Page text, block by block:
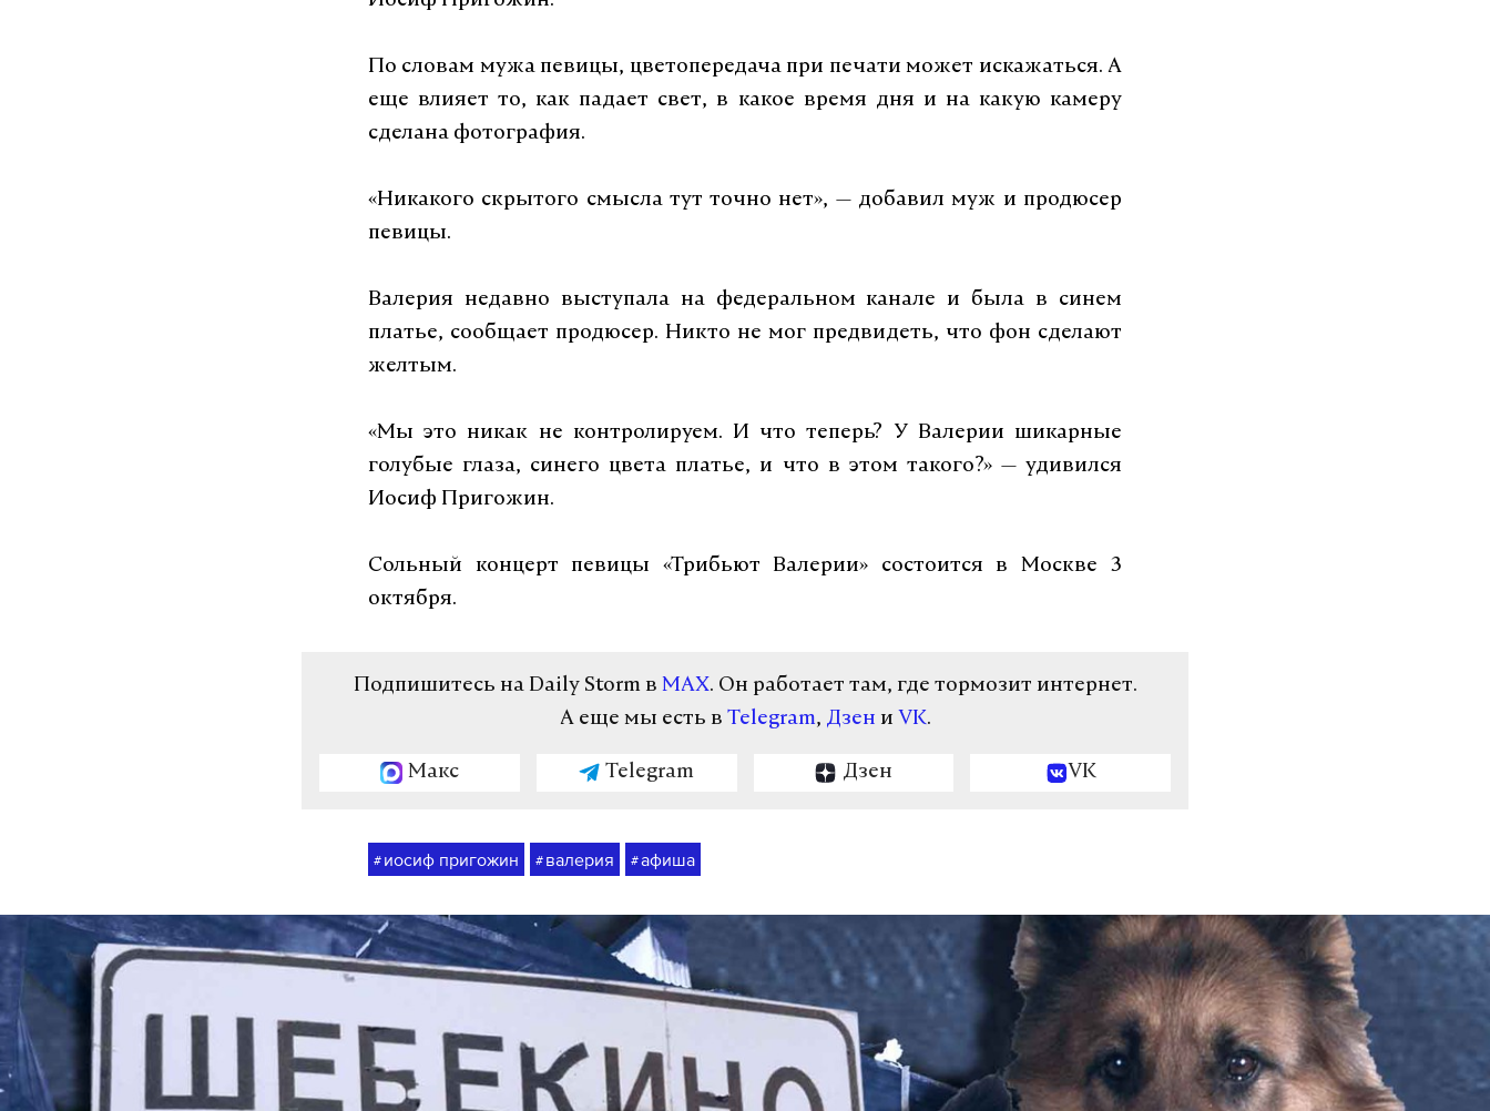
По словам мужа певицы, цветопередача при печати может искажаться. А
еще влияет то, как падает свет, в какое время дня и на какую камеру
сделана фотография.
«Никакого скрытого смысла тут точно нет», — добавил муж и продюсер
певицы.
Валерия недавно выступала на федеральном канале и была в синем
платье, сообщает продюсер. Никто не мог предвидеть, что фон сделают
желтым.
«Мы это никак не контролируем. И что теперь? У Валерии шикарные
голубые глаза, синего цвета платье, и что в этом такого?» — удивился
Иосиф Пригожин.
Сольный концерт певицы «Трибьют Валерии» состоится в Москве 3
октября.
Подпишитесь на Daily Storm в MAX. Он работает там, где тормозит интернет.
А еще мы есть в Telegram, Дзен и VK.
Макс Telegram Дзен VK
# иосиф пригожин # валерия #афиша